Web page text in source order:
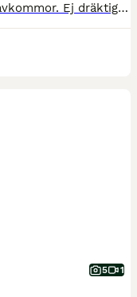
Trevligt sto som lämnat många fina avkommor. Ej dräktig nu men trivs bäst att gå i avel. Endast seriösa köpare då hemmet är viktigast.
5 1